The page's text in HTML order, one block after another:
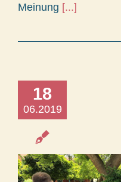
Meinung [...]
18
06.2019